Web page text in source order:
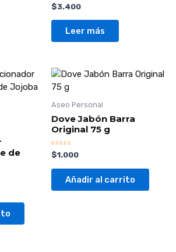
Valorado
con
0
$3.400
Leer más
de
Aseo Personal
Dove Jabón Barra
Original 75 g
Valorado
con
0
$1.000
Añadir al carrito